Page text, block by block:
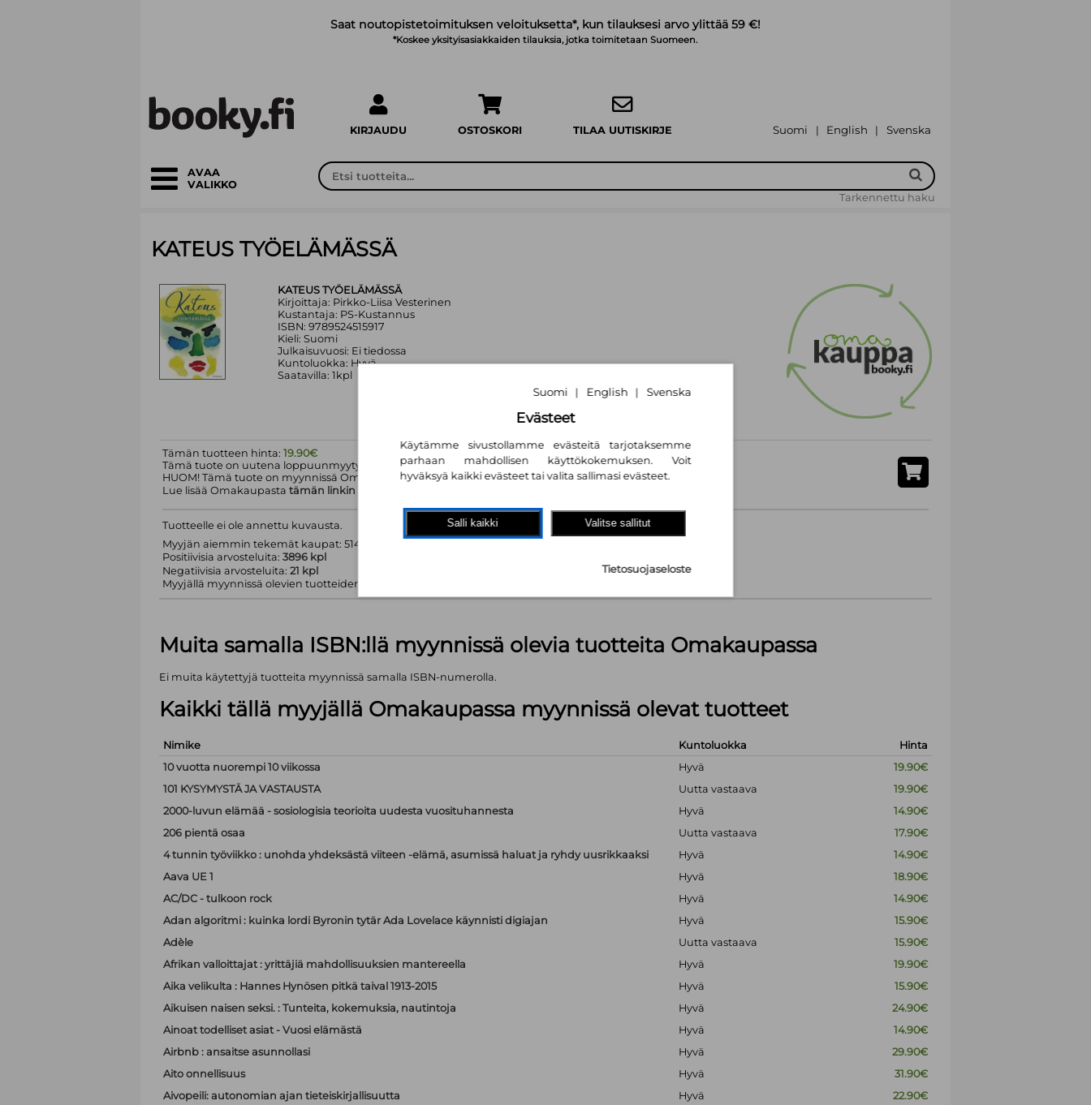
Saat noutopistetoimituksen veloituksetta*, kun tilauksesi arvo ylittää 59 €!
*Koskee yksityisasiakkaiden tilauksia, jotka toimitetaan Suomeen.
KIRJAUDU OSTOSKORI TILAA UUTISKIRJE Suomi | English | Svenska
AVAA
VALIKKO
Tarkennettu haku
KATEUS TYÖELÄMÄSSÄ
KATEUS TYÖELÄMÄSSÄ
Kirjoittaja: Pirkko-Liisa Vesterinen
Kustantaja: PS-Kustannus
ISBN: 9789524515917
Kieli: Suomi
Julkaisuvuosi: Ei tiedossa
Kuntoluokka: Hyvä
Saatavilla: 1kpl
Tämän tuotteen hinta: 19.90€
Tämä tuote on uutena loppuunmyyty.
HUOM! Tämä tuote on myynnissä Omakaupassa
Lue lisää Omakaupasta tämän linkin
Tuotteelle ei ole annettu kuvausta.
Myyjän aiemmin tekemät kaupat: 5143 kpl
Positiivisia arvosteluita: 3896 kpl
Negatiivisia arvosteluita: 21 kpl
Myyjällä myynnissä olevien tuotteiden määrä (kts. alla): 1499 kpl
Muita samalla ISBN:llä myynnissä olevia tuotteita Omakaupassa
Ei muita käytettyjä tuotteita myynnissä samalla ISBN-numerolla.
Kaikki tällä myyjällä Omakaupassa myynnissä olevat tuotteet
Nimike Kuntoluokka
Hinta
10 vuotta nuorempi 10 viikossa
Hyvä
19.90€
101 KYSYMYSTÄ JA VASTAUSTA
Uutta vastaava
19.90€
2000-luvun elämää - sosiologisia teorioita uudesta vuosituhannesta
Hyvä
14.90€
206 pientä osaa
Uutta vastaava
17.90€
4 tunnin työviikko : unohda yhdeksästä viiteen -elämä, asumissä haluat ja ryhdy uusrikkaaksi
Hyvä
14.90€
Aava UE 1
Hyvä
18.90€
AC/DC - tulkoon rock
Hyvä
14.90€
Adan algoritmi : kuinka lordi Byronin tytär Ada Lovelace käynnisti digiajan
Hyvä
15.90€
Adèle
Uutta vastaava
15.90€
Afrikan valloittajat : yrittäjiä mahdollisuuksien mantereella
Hyvä
19.90€
Aika velikulta : Hannes Hynösen pitkä taival 1913-2015
Hyvä
15.90€
Aikuisen naisen seksi. : Tunteita, kokemuksia, nautintoja
Hyvä
24.90€
Ainoat todelliset asiat - Vuosi elämästä
Hyvä
14.90€
Airbnb : ansaitse asunnollasi
Hyvä
29.90€
Aito onnellisuus
Hyvä
31.90€
Aivopeili: autonomian ajan tieteiskirjallisuutta
Hyvä
22.90€
Suomi | English | Svenska
Evästeet
Käytämme sivustollamme evästeitä tarjotaksemme
parhaan mahdollisen käyttökokemuksen. Voit
hyväksyä kaikki evästeet tai valita sallimasi evästeet.
Salli kaikki Valitse sallitut
Tietosuojaseloste